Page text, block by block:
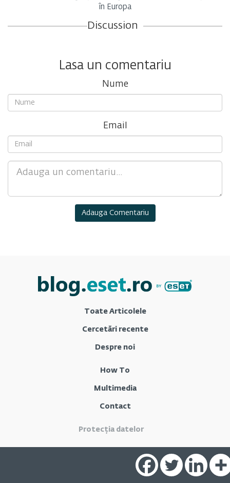
în Europa
Discussion
Lasa un comentariu
Nume
Email
Toate Articolele
Cercetări recente
Despre noi
How To
Multimedia
Contact
Protecția datelor